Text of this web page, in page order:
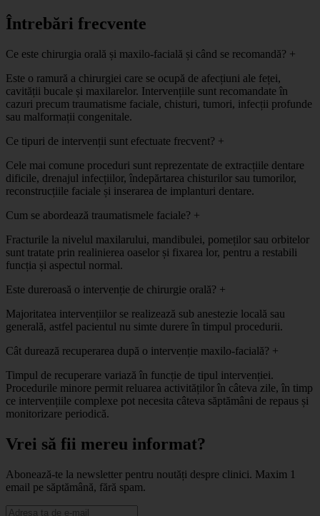
Întrebări frecvente
Ce este chirurgia orală și maxilo-facială și când se recomandă? +
Este o ramură a chirurgiei care se ocupă de afecțiuni ale feței,
cavității bucale și maxilarelor. Intervențiile sunt recomandate în
cazuri precum traumatisme faciale, chisturi, tumori, infecții profunde
sau malformații congenitale.
Ce tipuri de intervenții sunt efectuate frecvent? +
Cele mai comune proceduri sunt reprezentate de extracțiile dentare
dificile, drenajul infecțiilor, îndepărtarea chisturilor sau tumorilor,
reconstrucțiile faciale și inserarea de implanturi dentare.
Cum se abordează traumatismele faciale? +
Fracturile la nivelul maxilarului, mandibulei, pomeților sau orbitelor
sunt tratate prin realinierea oaselor și fixarea lor, pentru a restabili
funcția și aspectul normal.
Este dureroasă o intervenție de chirurgie orală? +
Majoritatea intervențiilor se realizează sub anestezie locală sau
generală, astfel pacientul nu simte durere în timpul procedurii.
Cât durează recuperarea după o intervenție maxilo-facială? +
Timpul de recuperare variază în funcție de tipul intervenției.
Procedurile minore permit reluarea activităților în câteva zile, în timp
ce intervențiile complexe pot necesita câteva săptămâni de repaus și
monitorizare periodică.
Vrei să fii mereu informat?
Abonează-te la newsletter pentru noutăți despre clinici. Maxim 1
email pe săptămână, fără spam.